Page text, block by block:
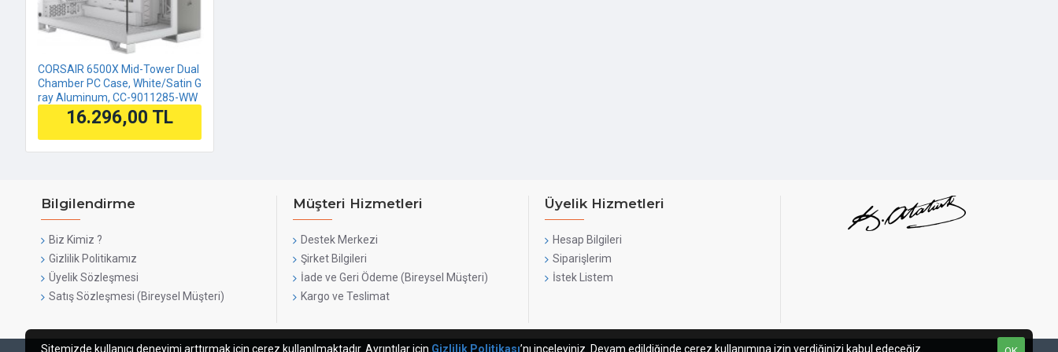
PSU Length
Compatible
Liquid
Coolers
CORSAIR 6500X Mid-Tower Dual
Chamber PC Case, White/Satin G
ray Aluminum, CC-9011285-WW
16.296,00 TL
Bilgilendirme
Biz Kimiz ?
Gizlilik Politikamız
Üyelik Sözleşmesi
Satış Sözleşmesi (Bireysel Müşteri)
Müşteri Hizmetleri
Destek Merkezi
Şirket Bilgileri
İade ve Geri Ödeme (Bireysel Müşteri)
Kargo ve Teslimat
Üyelik Hizmetleri
Hesap Bilgileri
Siparişlerim
İstek Listem
Sitemizde kullanıcı deneyimi arttırmak için çerez kullanılmaktadır. Ayrıntılar için Gizlilik Politikası’nı inceleyiniz. Devam edildiğinde çerez kullanımına izin verdiğinizi kabul edeceğiz.